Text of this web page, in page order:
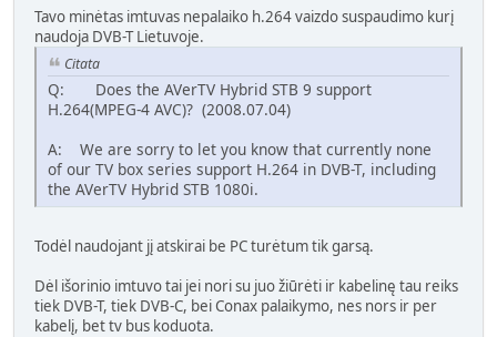
Tavo minėtas imtuvas nepalaiko h.264 vaizdo suspaudimo kurį
naudoja DVB-T Lietuvoje.
Citata
Q: Does the AVerTV Hybrid STB 9 support
H.264(MPEG-4 AVC)? (2008.07.04)
A: We are sorry to let you know that currently none
of our TV box series support H.264 in DVB-T, including
the AVerTV Hybrid STB 1080i.
Todėl naudojant jį atskirai be PC turėtum tik garsą.
Dėl išorinio imtuvo tai jei nori su juo žiūrėti ir kabelinę tau reiks
tiek DVB-T, tiek DVB-C, bei Conax palaikymo, nes nors ir per
kabelį, bet tv bus koduota.